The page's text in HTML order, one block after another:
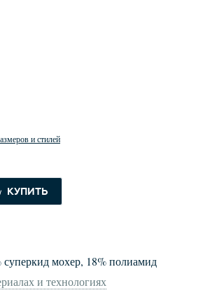
и стилей
КУПИТЬ
суперкид мохер, 18%полиамид
и технологиях